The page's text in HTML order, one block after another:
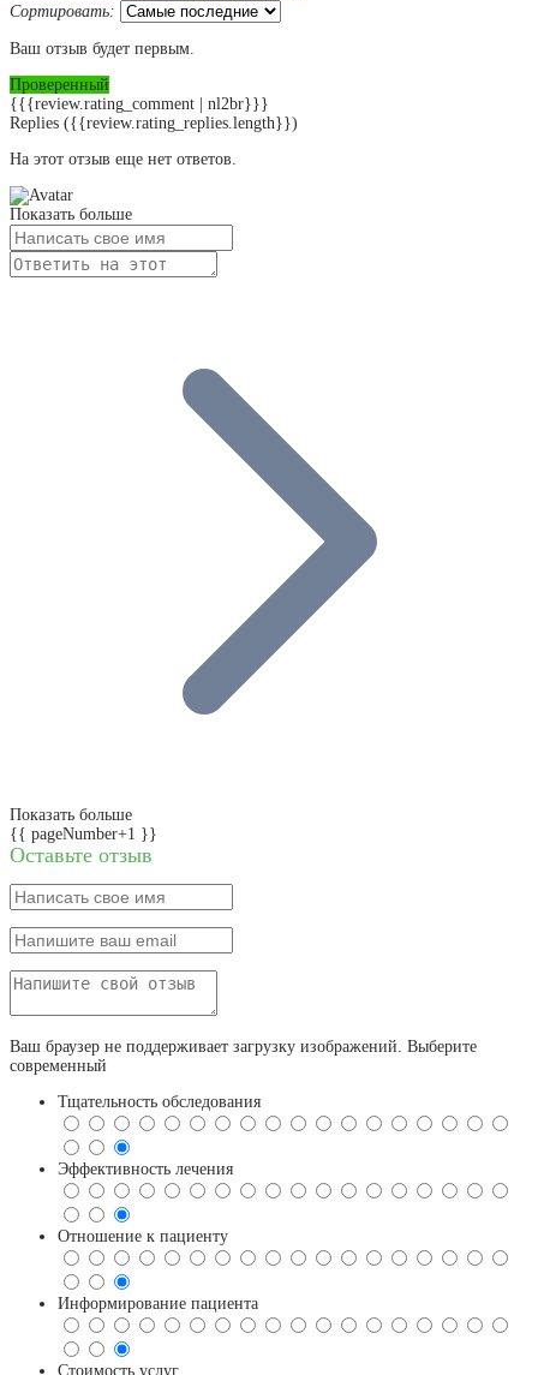
Сортировать:
Ваш отзыв будет первым.
Проверенный
{{{review.rating_comment | nl2br}}}
Replies ({{review.rating_replies.length}})
На этот отзыв еще нет ответов.
Показать больше
Показать больше
{{ pageNumber+1 }}
Оставьте отзыв
Ваш браузер не поддерживает загрузку изображений. Выберите
современный
Тщательность обследования
Эффективность лечения
Отношение к пациенту
Информирование пациента
Стоимость услуг